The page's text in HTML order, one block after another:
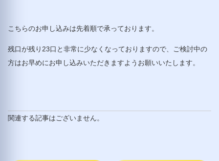
こちらのお申し込みは先着順で承っております。
残口が残り23口と非常に少なくなっておりますので、ご検討中の
方はお早めにお申し込みいただきますようお願いいたします。
関連する記事はございません。